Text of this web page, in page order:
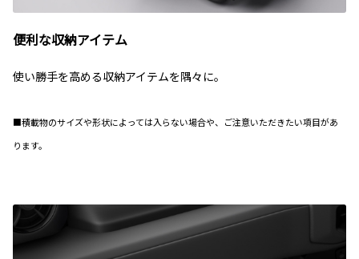
便利な収納アイテム
使い勝手を高める収納アイテムを隅々に。
■積載物のサイズや形状によっては入らない場合や、ご注意いただきたい項目があ
ります。